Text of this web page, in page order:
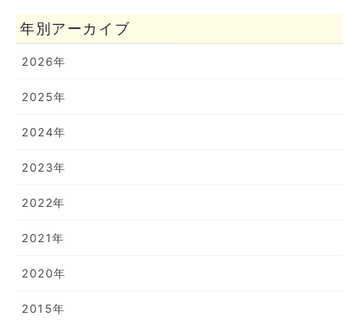
年別アーカイブ
2026年
2025年
2024年
2023年
2022年
2021年
2020年
2015年